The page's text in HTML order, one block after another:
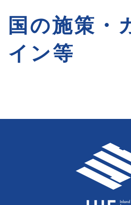
国の施策・
イン等